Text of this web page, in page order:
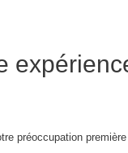
préoccupation